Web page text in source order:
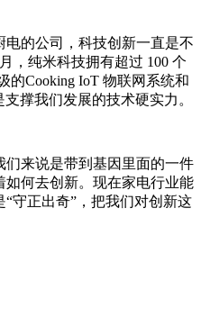
的公司，科技创新一直是不
，纯米科技拥有超过 100 个
的Cooking IoT 物联网系统和
撑我们发展的技术硬实力。
来说是带到基因里面的一件
何去创新。现在家电行业能
守正出奇”，把我们对创新这